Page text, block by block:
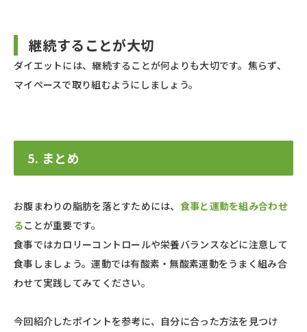
継続することが大切
ダイエットには、継続することが何よりも大切です。焦らず、
マイペースで取り組むようにしましょう。
5. まとめ
お腹まわりの脂肪を落とすためには、 食事と運動を組み合わせ
ることが重要です。
食事ではカロリーコントロールや栄養バランスなどに注意して
食事しましょう。運動では有酸素・無酸素運動をうまく組み合
わせて実践してみてください。
今回紹介したポイントを参考に、自分に合った方法を見つけ